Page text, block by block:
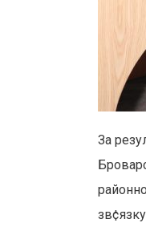
За